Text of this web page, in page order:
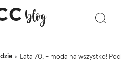
› Lata 70. – moda na wszystko!